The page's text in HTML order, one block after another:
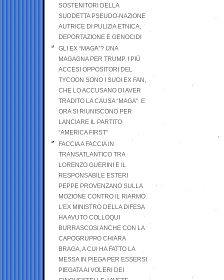
SOSTENITORI DELLA
SUDDETTA PSEUDO-NAZIONE
AUTRICE DI PULIZIA ETNICA,
DEPORTAZIONE E GENOCIDI
GLI EX “MAGA”? UNA
MAGAGNA PER TRUMP. I PIÙ
ACCESI OPPOSITORI DEL
TYCOON SONO I SUOI EX FAN,
CHE LO ACCUSANO DI AVER
TRADITO LA CAUSA “MAGA”. E
ORA SI RIUNISCONO PER
LANCIARE IL PARTITO
“AMERICA FIRST”
FACCIA A FACCIA IN
TRANSATLANTICO TRA
LORENZO GUERINI E IL
RESPONSABILE ESTERI
PEPPE PROVENZANO SULLA
MOZIONE CONTRO IL RIARMO.
L’EX MINISTRO DELLA DIFESA
HA AVUTO COLLOQUI
BURRASCOSI ANCHE CON LA
CAPOGRUPPO CHIARA
BRAGA, A CUI HA FATTO LA
MESSA IN PIEGA PER ESSERSI
PIEGATA AI VOLERI DEI